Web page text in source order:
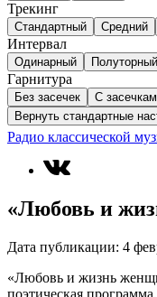
Трекинг
Стандартный Средний
Интервал
Одинарный Полуторный
Гарнитура
Без засечек
С
Вернуть стандартные
Радио классической
«Любовь и
Дата публикации: 4
«Любовь и жизнь
поэтическая